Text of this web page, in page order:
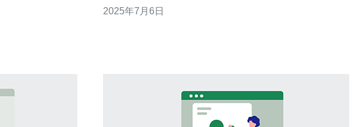
和互联网枢纽，拥有优越的网络基础设施和技术支持。选
2025年7月6日